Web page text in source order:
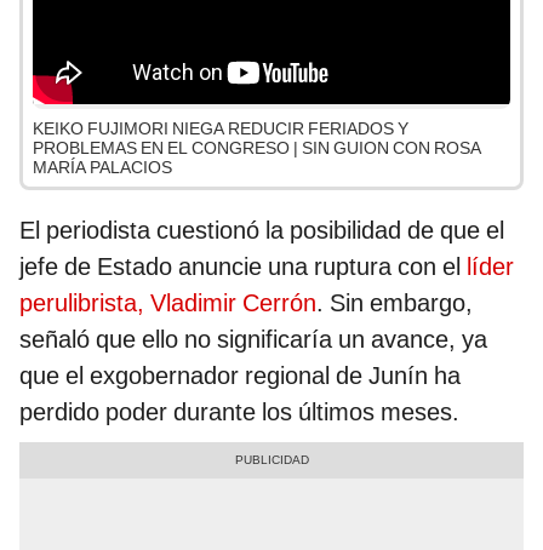
KEIKO FUJIMORI NIEGA REDUCIR FERIADOS Y
PROBLEMAS EN EL CONGRESO | SIN GUION CON ROSA
MARÍA PALACIOS
El periodista cuestionó la posibilidad de que el
jefe de Estado anuncie una ruptura con el líder
perulibrista, Vladimir Cerrón. Sin embargo,
señaló que ello no significaría un avance, ya
que el exgobernador regional de Junín ha
perdido poder durante los últimos meses.